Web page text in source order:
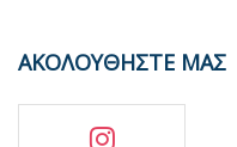
ΑΚΟΛΟΥΘΗΣΤΕ ΜΑΣ